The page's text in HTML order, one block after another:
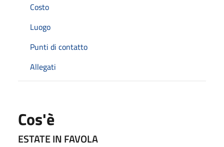
Costo
Luogo
Punti di contatto
Allegati
Cos'è
ESTATE IN FAVOLA